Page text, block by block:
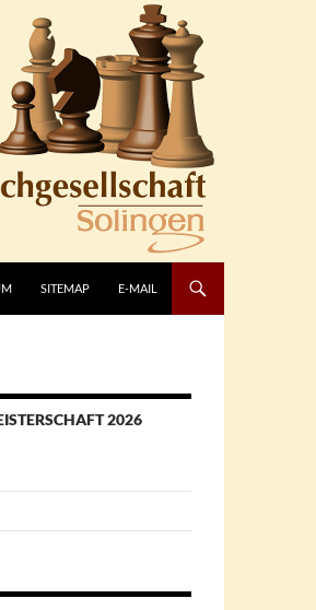
SITEMAP E-MAIL
2026